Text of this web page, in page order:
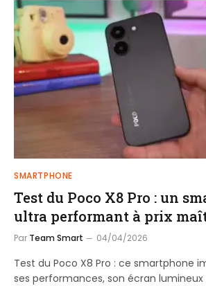
SMARTPHONE
Test du Poco X8 Pro : un
ultra performant à prix
Par Team Smart 04/04/2026
Test du Poco X8 Pro : ce smartphone
ses performances, son écran